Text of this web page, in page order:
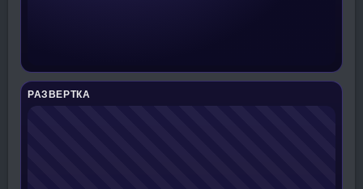
РАЗВЕРТКА